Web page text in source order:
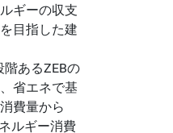
ギーの収支
目指した建
あるZEBの
省エネで基
費量から
ルギー消費